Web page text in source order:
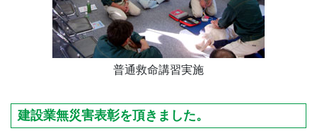
普通救命講習実施
建設業無災害表彰を頂きました。